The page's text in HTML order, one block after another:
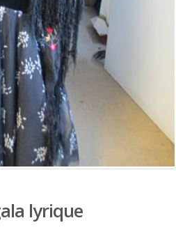
lyrique